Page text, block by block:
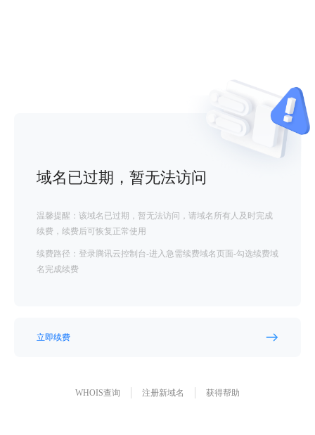
域名已过期，暂无法访问
温馨提醒：该域名已过期，暂无法访问，请域名所有人及时完成
续费，续费后可恢复正常使用
续费路径：登录腾讯云控制台-进入急需续费域名页面-勾选续费域
名完成续费
立即续费
WHOIS查询 注册新域名 获得帮助